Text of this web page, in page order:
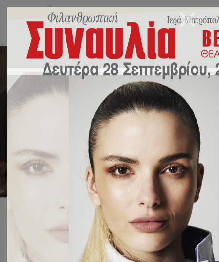
Προσκύνημα στον
Ι.Ν.Αγίου Δημητρίου
26 Οκτωβρίου 2022 Χωρίς κατηγορία
by
Ευάγγελος Γιακουμόγλου
Προσκύνημα στον Ι.Ν.Αγίου Δημητρίου Πειραιώς